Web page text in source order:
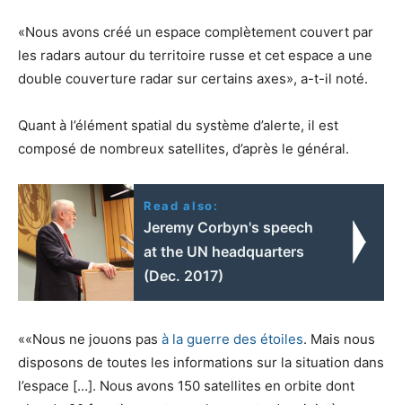
«Nous avons créé un espace complètement couvert par
les radars autour du territoire russe et cet espace a une
double couverture radar sur certains axes», a-t-il noté.
Quant à l’élément spatial du système d’alerte, il est
composé de nombreux satellites, d’après le général.
Read also:
Jeremy Corbyn's speech
at the UN headquarters
(Dec. 2017)
««Nous ne jouons pas à la guerre des étoiles. Mais nous
disposons de toutes les informations sur la situation dans
l’espace […]. Nous avons 150 satellites en orbite dont